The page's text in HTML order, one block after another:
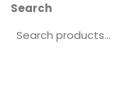
Search